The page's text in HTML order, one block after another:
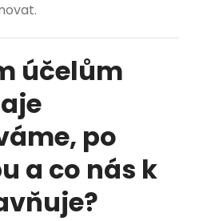
účelům
po
a co nás k